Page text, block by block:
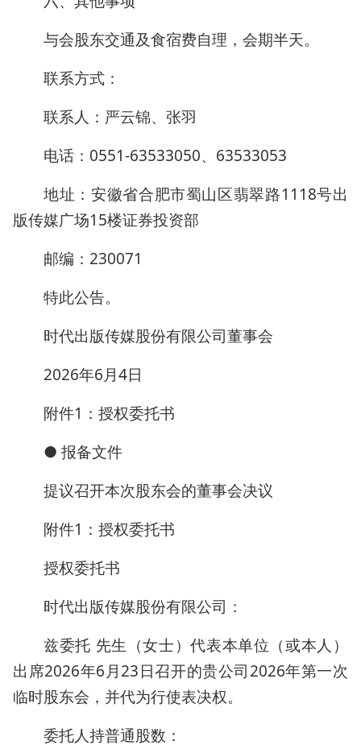
与会股东交通及食宿费自理，会期半天。
联系方式：
联系人：严云锦、张羽
电话：0551-63533050、63533053
地址：安徽省合肥市蜀山区翡翠路1118号出
版传媒广场15楼证券投资部
邮编：230071
特此公告。
时代出版传媒股份有限公司董事会
2026年6月4日
附件1：授权委托书
● 报备文件
提议召开本次股东会的董事会决议
附件1：授权委托书
授权委托书
时代出版传媒股份有限公司：
兹委托 先生（女士）代表本单位（或本人）
出席2026年6月23日召开的贵公司2026年第一次
临时股东会，并代为行使表决权。
委托人持普通股数：